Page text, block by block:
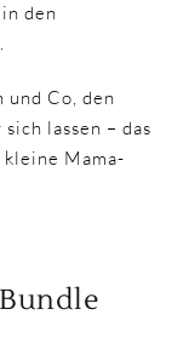
den
und Co, den
lassen – das
Mama-